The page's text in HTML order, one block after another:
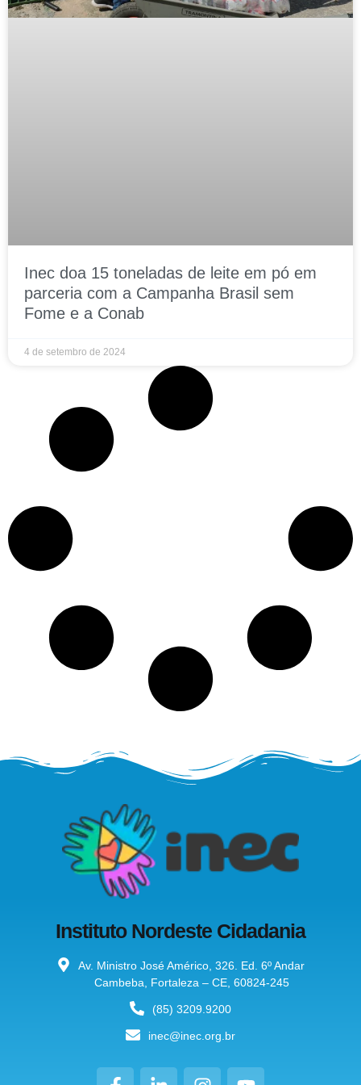
Inec doa 15 toneladas de leite em pó em
parceria com a Campanha Brasil sem
Fome e a Conab
4 de setembro de 2024
Instituto Nordeste Cidadania
Av. Ministro José Américo, 326. Ed. 6º Andar
Cambeba, Fortaleza – CE, 60824-245
(85) 3209.9200
inec@inec.org.br